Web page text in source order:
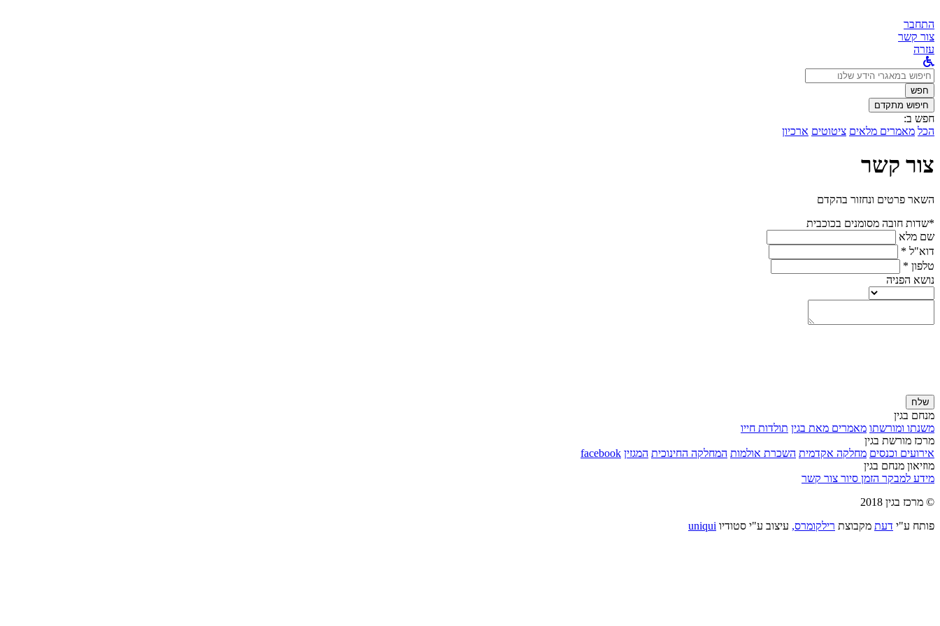
התחבר
צור קשר
עזרה
לחפש
ב:חפש
חיפוש מתקדם
חפש ב:
הכל מאמרים מלאים ציטוטים ארכיון
צור קשר
השאר פרטים ונחזור בהקדם
*שדות חובה מסומנים בכוכבית
שם מלא
דוא"ל *
טלפון *
נושא הפניה
שלח
מנחם בגין
משנתו ומורשתו מאמרים מאת בגין תולדות חייו
מרכז מורשת בגין
אירועים וכנסים מחלקה אקדמית השכרת אולמות המחלקה החינוכית המגזין facebook
מוזיאון מנחם בגין
מידע למבקר הזמן סיור צור קשר
© מרכז בגין 2018
פותח ע"י דעת מקבוצת רילקומרס, עיצוב ע"י סטודיו uniqui